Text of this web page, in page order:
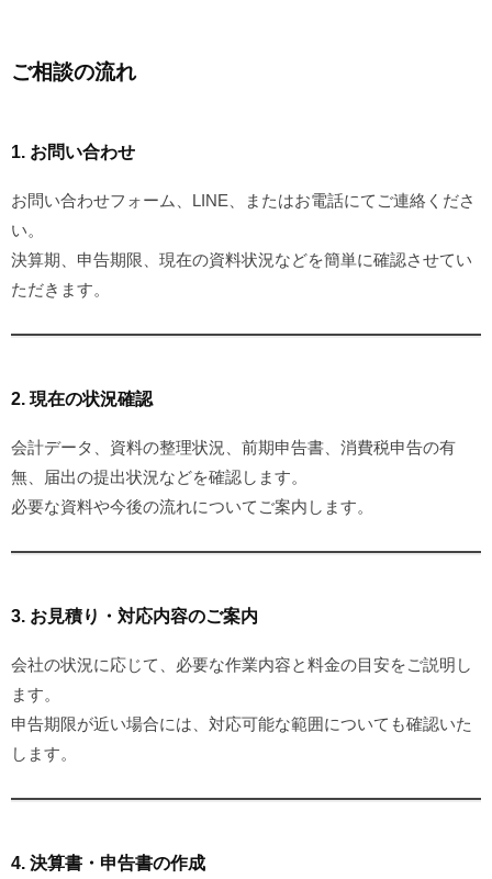
ご相談の流れ
1. お問い合わせ
お問い合わせフォーム、LINE、またはお電話にてご連絡くださ
い。
決算期、申告期限、現在の資料状況などを簡単に確認させてい
ただきます。
2. 現在の状況確認
会計データ、資料の整理状況、前期申告書、消費税申告の有
無、届出の提出状況などを確認します。
必要な資料や今後の流れについてご案内します。
3. お見積り・対応内容のご案内
会社の状況に応じて、必要な作業内容と料金の目安をご説明し
ます。
申告期限が近い場合には、対応可能な範囲についても確認いた
します。
4. 決算書・申告書の作成